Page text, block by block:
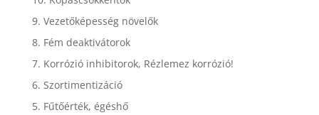
9. Vezetőképesség növelők
8. Fém deaktivátorok
7. Korrózió inhibitorok, Rézlemez korrózió!
6. Szortimentizáció
5. Fűtőérték, égéshő